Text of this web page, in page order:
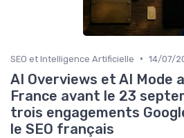
SEO et Intelligence Artificielle • 14/07/
AI Overviews et AI Mode
France avant le 23
trois engagements
le SEO français